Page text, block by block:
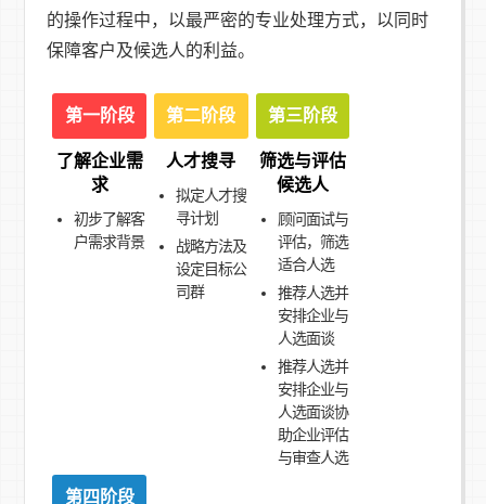
的操作过程中，以最严密的专业处理方式，以同时
保障客户及候选人的利益。
第一阶段
了解企业需
求
初步了解客
户需求背景
第二阶段
人才搜寻
拟定人才搜
寻计划
战略方法及
设定目标公
司群
第三阶段
筛选与评估
候选人
顾问面试与
评估，筛选
适合人选
推荐人选并
安排企业与
人选面谈
推荐人选并
安排企业与
人选面谈协
助企业评估
与审查人选
第四阶段